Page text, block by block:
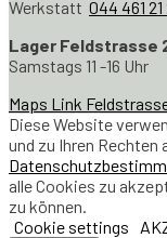
Werkstatt 044 461 21
Lager Feldstrasse
Samstags 11 -16 Uhr
Maps Link
Diese Website
und zu Ihren Rechten
alle Cookies zu
zu können.
Cookie settings